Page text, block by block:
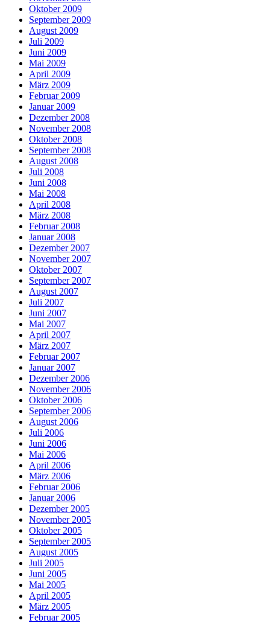
Oktober 2009
September 2009
August 2009
Juli 2009
Juni 2009
Mai 2009
April 2009
März 2009
Februar 2009
Januar 2009
Dezember 2008
November 2008
Oktober 2008
September 2008
August 2008
Juli 2008
Juni 2008
Mai 2008
April 2008
März 2008
Februar 2008
Januar 2008
Dezember 2007
November 2007
Oktober 2007
September 2007
August 2007
Juli 2007
Juni 2007
Mai 2007
April 2007
März 2007
Februar 2007
Januar 2007
Dezember 2006
November 2006
Oktober 2006
September 2006
August 2006
Juli 2006
Juni 2006
Mai 2006
April 2006
März 2006
Februar 2006
Januar 2006
Dezember 2005
November 2005
Oktober 2005
September 2005
August 2005
Juli 2005
Juni 2005
Mai 2005
April 2005
März 2005
Februar 2005